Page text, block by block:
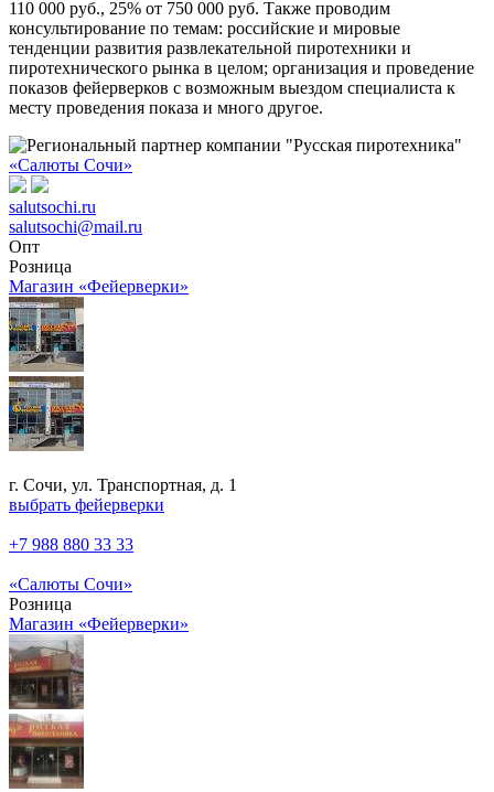
110 000 руб., 25% от 750 000 руб. Также проводим
консультирование по темам: российские и мировые
тенденции развития развлекательной пиротехники и
пиротехнического рынка в целом; организация и проведение
показов фейерверков с возможным выездом специалиста к
месту проведения показа и много другое.
«Салюты Сочи»
salutsochi.ru
salutsochi@mail.ru
Опт
Розница
Магазин «Фейерверки»
г. Сочи, ул. Транспортная, д. 1
выбрать фейерверки
+7 988 880 33 33
«Салюты Сочи»
Розница
Магазин «Фейерверки»